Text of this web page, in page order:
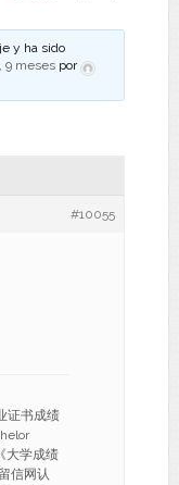
y ha sido
9 meses por
#10055
证书成绩
大学成绩
信网认